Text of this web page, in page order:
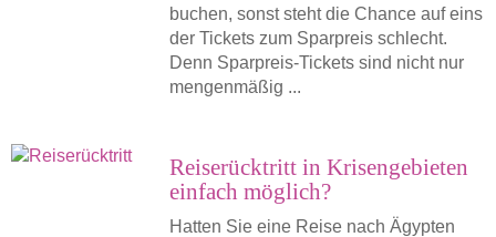
buchen, sonst steht die Chance auf eins
der Tickets zum Sparpreis schlecht.
Denn Sparpreis-Tickets sind nicht nur
mengenmäßig ...
Reiserücktritt in Krisengebieten
einfach möglich?
Hatten Sie eine Reise nach Ägypten